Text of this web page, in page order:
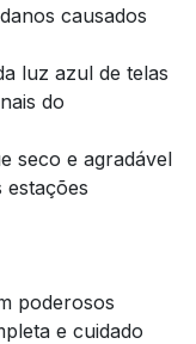
causados
luz azul de telas
do
seco e agradável
estações
poderosos
e cuidado